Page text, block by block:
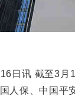
讯 截至3月
人保、中国